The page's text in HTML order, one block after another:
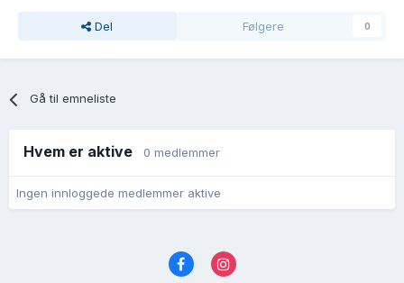
Del Følgere 0
Gå til emneliste
Hvem er aktive 0 medlemmer
Ingen innloggede medlemmer aktive